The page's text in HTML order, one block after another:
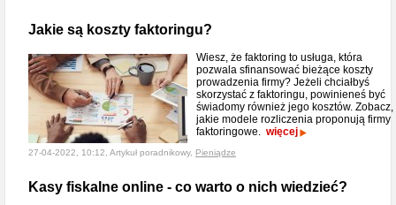
Jakie są koszty faktoringu?
Wiesz, że faktoring to usługa, która
pozwala sfinansować bieżące koszty
prowadzenia firmy? Jeżeli chciałbyś
skorzystać z faktoringu, powinieneś być
świadomy również jego kosztów. Zobacz,
jakie modele rozliczenia proponują firmy
faktoringowe. więcej
27-04-2022, 10:12, Artykuł poradnikowy, Pieniądze
Kasy fiskalne online - co warto o nich wiedzieć?